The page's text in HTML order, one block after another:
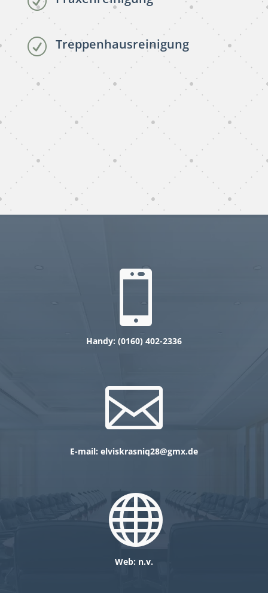
R Treppenhausreinigung
subunternehmer reinigung
Bad Zwischenahn
subunternehmer gebäudereinigung Bad
Zwischenahn
gebäudereinigung subunternehmer Bad
Zwischenahn

Handy: (0160) 402-2336

E-mail: elviskrasniq28@gmx.de

Web: n.v.